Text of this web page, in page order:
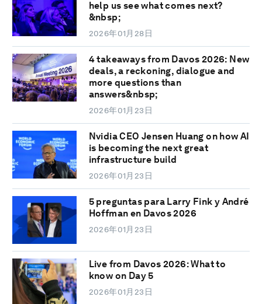
help us see what comes next?
&nbsp;
2026年01月28日
4 takeaways from Davos 2026: New
deals, a reckoning, dialogue and
more questions than
answers&nbsp;
2026年01月23日
Nvidia CEO Jensen Huang on how AI
is becoming the next great
infrastructure build
2026年01月23日
5 preguntas para Larry Fink y André
Hoffman en Davos 2026
2026年01月23日
Live from Davos 2026: What to
know on Day 5
2026年01月23日